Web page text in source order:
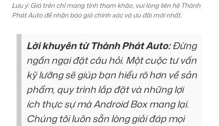
Lưu ý: Giá trên chỉ mang tính tham khảo, vui lòng liên hệ Thành
Phát Auto để nhận báo giá chính xác và ưu đãi mới nhất.
Lời khuyên từ Thành Phát Auto:Đừng
ngần ngại đặt câu hỏi. Một cuộc tư vấn
kỹ lưỡng sẽ giúp bạn hiểu rõ hơn về sản
phẩm, quy trình lắp đặt và những lợi
ích thực sự mà Android Box mang lại.
Chúng tôi luôn sẵn lòng giải đáp mọi